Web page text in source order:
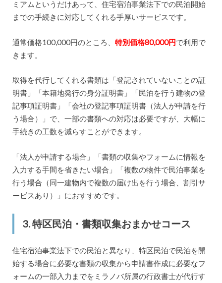
ミアムというだけあって、住宅宿泊事業法下での民泊開始
までの手続きに対応してくれる手厚いサービスです。
通常価格100,000円のところ、 特別価格80,000円で利用で
きます。
取得を代行してくれる書類は「登記されていないことの証
明書」「本籍地発行の身分証明書」「民泊を行う建物の登
記事項証明書」「会社の登記事項証明書（法人が申請を行
う場合）」で、一部の書類への対応は必要ですが、大幅に
手続きの工数を減らすことができます。
「法人が申請する場合」「書類の収集やフォームに情報を
入力する手間を省きたい場合」「複数の物件で民泊事業を
行う場合（同一建物内で複数の届け出を行う場合、割引サ
ービスあり）」におすすめです。
3. 特区民泊・書類収集おまかせコース
住宅宿泊事業法下での民泊と異なり、特区民泊で民泊を開
始する場合に必要な書類の収集から申請書作成に必要なフ
ォームの一部入力までをミラノバ所属の行政書士が代行す